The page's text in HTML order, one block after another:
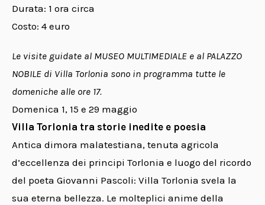
Durata: 1 ora circa
Costo: 4 euro
Le visite guidate al MUSEO MULTIMEDIALE e al PALAZZO
NOBILE di Villa Torlonia sono in programma tutte le
domeniche alle ore 17.
Domenica 1, 15 e 29 maggio
Villa Torlonia tra storie inedite e poesia
Antica dimora malatestiana, tenuta agricola
d’eccellenza dei principi Torlonia e luogo del ricordo
del poeta Giovanni Pascoli: Villa Torlonia svela la
sua eterna bellezza. Le molteplici anime della